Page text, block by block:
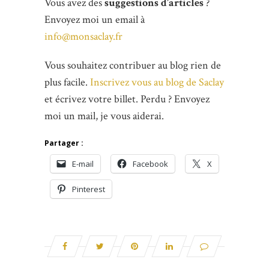
Envoyez moi un email à
info@monsaclay.fr
Vous souhaitez contribuer au blog rien de
plus facile. Inscrivez vous au blog de Saclay
et écrivez votre billet. Perdu ? Envoyez
moi un mail, je vous aiderai.
Partager :
E-mail Facebook X
Pinterest